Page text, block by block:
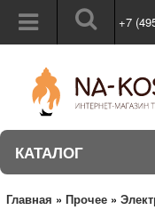
+7
КАТАЛОГ
Главная » Прочее »